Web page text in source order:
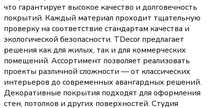
что гарантирует высокое качество и долговечность
покрытий. Каждый материал проходит тщательную
проверку на соответствие стандартам качества и
экологической безопасности. TDecor предлагает
решения как для жилых, так и для коммерческих
помещений. Ассортимент позволяет реализовать
проекты различной сложности — от классических
интерьеров до современных авангардных решений.
Декоративные покрытия подходят для оформления
стен, потолков и других поверхностей. Студия